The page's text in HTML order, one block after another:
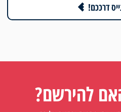
דרככם!
להירשם?